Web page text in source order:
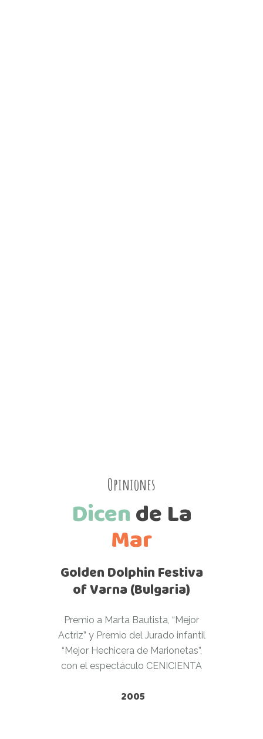
Opiniones
Dicende La
Mar
Golden Dolphin Festiva
of Varna (Bulgaria)
Premio a Marta Bautista, “Mejor
Actriz” y Premio del Jurado infantil
“Mejor Hechicera de Marionetas”,
con el espectáculo CENICIENTA
2005